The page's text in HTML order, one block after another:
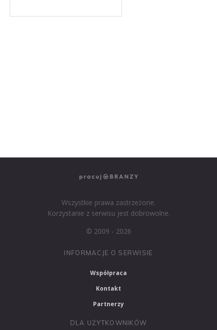
Wszystkie prawa zastrzeżone.
Korzystanie z serwisu jest dobrowolne.
© 2009 - 2026
INFORMACJE O SERWISIE
Współpraca
Kontakt
Partnerzy
DLA UŻYTKOWNIKÓW